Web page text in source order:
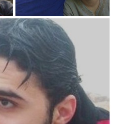
FAEQ AL MIR
10/07/2013
activista político